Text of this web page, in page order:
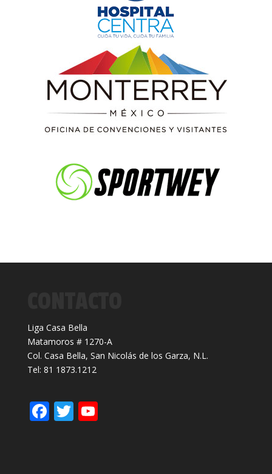
Liga Casa Bella
Matamoros # 1270-A
Col. Casa Bella, San Nicolás de los Garza, N.L.
Tel: 81 1873.1212
F T Y